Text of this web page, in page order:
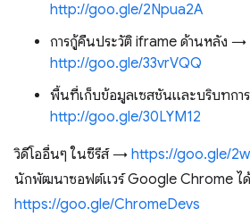
http://goo.gle/2Npua2A
การกู้คืนประวัติ iframe ด้านหลัง →
http://goo.gle/33vrVQQ
พื้นที่เก็บข้อมูลเซสชันและบริบทกา
http://goo.gle/30LYM12
วิดีโออื่นๆ ในซีรีส์ → https://goo.gle/
นักพัฒนาซอฟต์แวร์ Google Chrome
https://goo.gle/ChromeDevs